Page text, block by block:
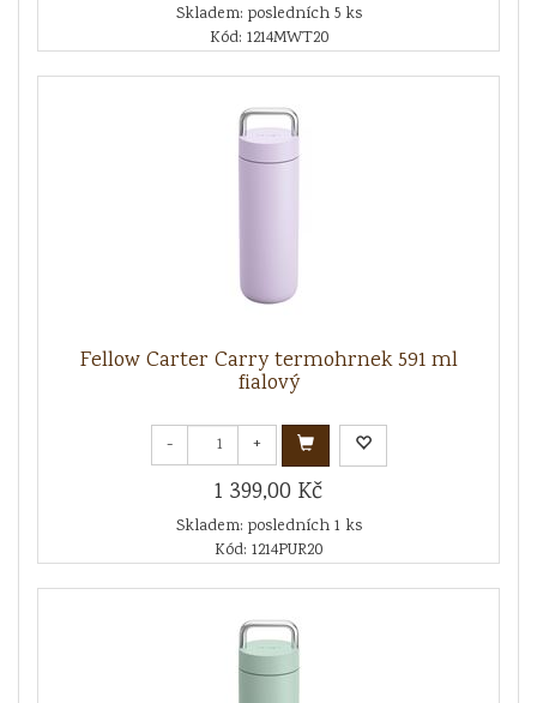
Skladem: posledních 5 ks
Kód: 1214MWT20
Fellow Carter Carry termohrnek 591 ml
fialový
- +
1 399,00 Kč
Skladem: posledních 1 ks
Kód: 1214PUR20